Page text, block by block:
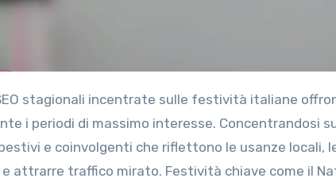
i periodi di massimo interesse. Concentrandosi
e coinvolgenti che riflettono le usanze locali,
attrarre traffico mirato. Festività chiave come il